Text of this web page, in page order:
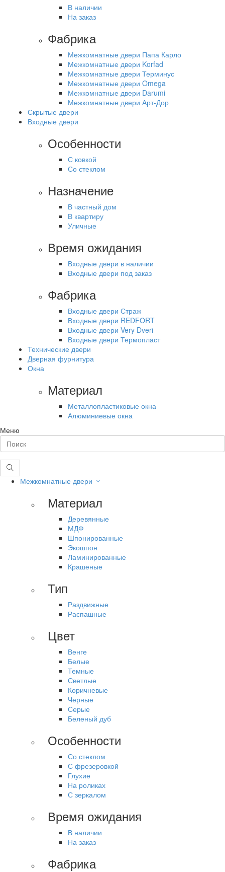
В наличии
На заказ
Фабрика
Межкомнатные двери Папа Карло
Межкомнатные двери Korfad
Межкомнатные двери Терминус
Межкомнатные двери Omega
Межкомнатные двери Darumi
Межкомнатные двери Арт-Дор
Скрытые двери
Входные двери
Особенности
С ковкой
Со стеклом
Назначение
В частный дом
В квартиру
Уличные
Время ожидания
Входные двери в наличии
Входные двери под заказ
Фабрика
Входные двери Страж
Входные двери REDFORT
Входные двери Very Dveri
Входные двери Термопласт
Технические двери
Дверная фурнитура
Окна
Материал
Металлопластиковые окна
Алюминиевые окна
Меню
Межкомнатные двери
Материал
Деревянные
МДФ
Шпонированные
Экошпон
Ламинированные
Крашеные
Тип
Раздвижные
Распашные
Цвет
Венге
Белые
Темные
Светлые
Коричневые
Черные
Серые
Беленый дуб
Особенности
Со стеклом
С фрезеровкой
Глухие
На роликах
С зеркалом
Время ожидания
В наличии
На заказ
Фабрика